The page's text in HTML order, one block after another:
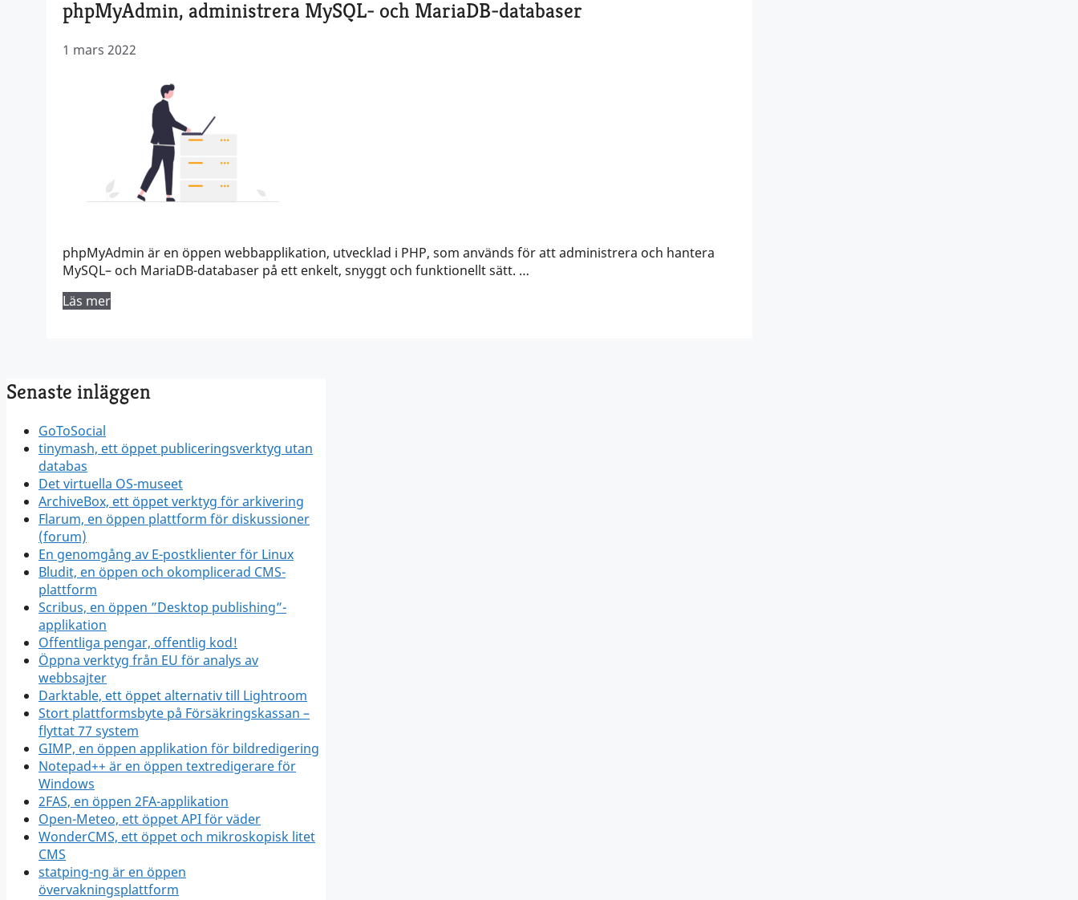
phpMyAdmin, administrera MySQL- och MariaDB-databaser
1 mars 2022
phpMyAdmin är en öppen webbapplikation, utvecklad i PHP, som används för att administrera och hantera
MySQL– och MariaDB-databaser på ett enkelt, snyggt och funktionellt sätt. …
Läs mer
Senaste inläggen
GoToSocial
tinymash, ett öppet publiceringsverktyg utan
databas
Det virtuella OS-museet
ArchiveBox, ett öppet verktyg för arkivering
Flarum, en öppen plattform för diskussioner
(forum)
En genomgång av E-postklienter för Linux
Bludit, en öppen och okomplicerad CMS-
plattform
Scribus, en öppen ”Desktop publishing”-
applikation
Offentliga pengar, offentlig kod!
Öppna verktyg från EU för analys av
webbsajter
Darktable, ett öppet alternativ till Lightroom
Stort plattformsbyte på Försäkringskassan –
flyttat 77 system
GIMP, en öppen applikation för bildredigering
Notepad++ är en öppen textredigerare för
Windows
2FAS, en öppen 2FA-applikation
Open-Meteo, ett öppet API för väder
WonderCMS, ett öppet och mikroskopisk litet
CMS
statping-ng är en öppen
övervakningsplattform